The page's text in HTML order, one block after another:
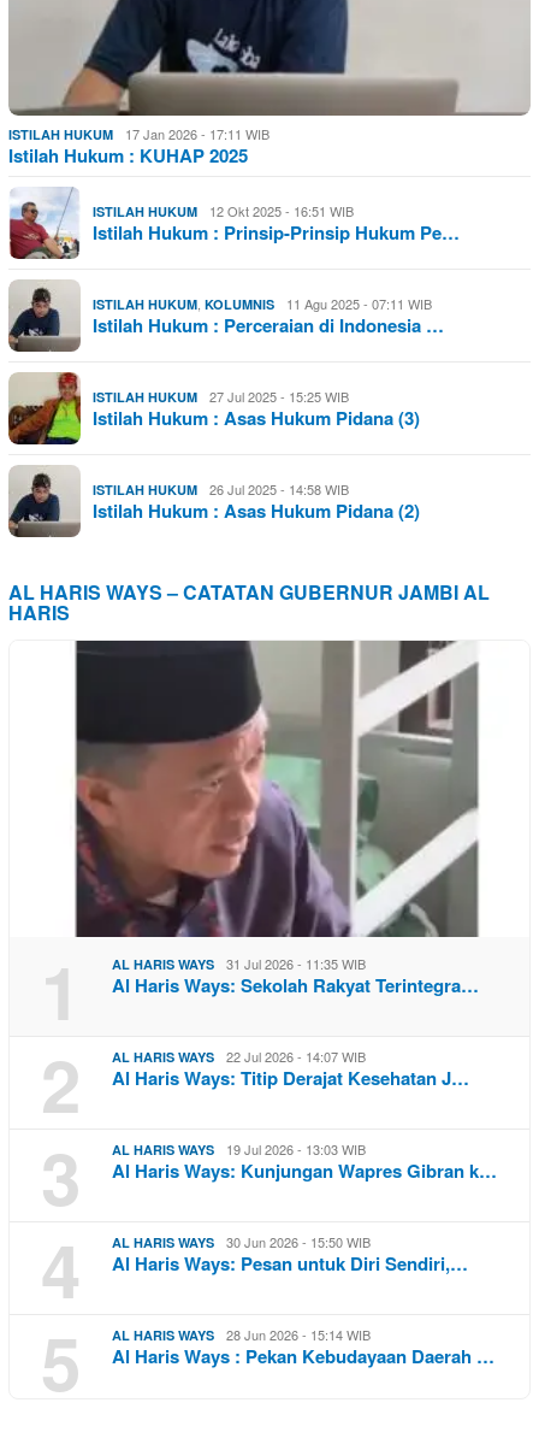
ISTILAH HUKUM 17 Jan 2026 - 17:11 WIB
Istilah Hukum : KUHAP 2025
ISTILAH HUKUM 12 Okt 2025 - 16:51 WIB
Istilah Hukum : Prinsip-Prinsip Hukum Pe…
ISTILAH HUKUM KOLUMNIS 11 Agu 2025 - 07:11 WIB
Istilah Hukum : Perceraian di Indonesia …
ISTILAH HUKUM 27 Jul 2025 - 15:25 WIB
Istilah Hukum : Asas Hukum Pidana (3)
ISTILAH HUKUM 26 Jul 2025 - 14:58 WIB
Istilah Hukum : Asas Hukum Pidana (2)
AL HARIS WAYS – CATATAN GUBERNUR JAMBI AL
HARIS
1 AL HARIS WAYS 31 Jul 2026 - 11:35 WIB
Al Haris Ways: Sekolah Rakyat Terintegra…
2 AL HARIS WAYS 22 Jul 2026 - 14:07 WIB
Al Haris Ways: Titip Derajat Kesehatan J…
3 AL HARIS WAYS 19 Jul 2026 - 13:03 WIB
Al Haris Ways: Kunjungan Wapres Gibran k…
4 AL HARIS WAYS 30 Jun 2026 - 15:50 WIB
Al Haris Ways: Pesan untuk Diri Sendiri,…
5 AL HARIS WAYS 28 Jun 2026 - 15:14 WIB
Al Haris Ways : Pekan Kebudayaan Daerah …